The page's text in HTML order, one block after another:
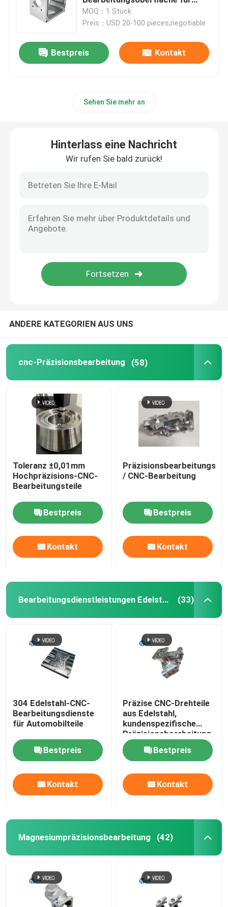
cnc-Präzisionsbearbeitung
Bearbeitungsdienstleistungen Edelstahl CNC
Maschinelle Bearbeitung CNC der geringen Lautstärke
Blechbearbeitungsdienst
Cnc-Prägeservice
Plastikspritzenservice
Vakuumguss und schnelle Prototypenfertigung
Benutzerdefinierte 3D-Druckdienste
Herstellung von Schimmelformen nach Maßgabe
Dienstleistungen im Bereich der Aluminium-Extrusion
Wire EDM-Dienstleistungen
Oberflächenbehandlungsdienstleistungen
Edelstahl
MOQ：1 Stück
Preis：USD 20-100 pieces,negotiable
Bestpreis Kontakt
Sehen Sie mehr an
Hinterlass eine Nachricht
Wir rufen Sie bald zurück!
ANDERE KATEGORIEN AUS UNS
cnc-Präzisionsbearbeitung (58)
Toleranz ±0,01mm
Hochpräzisions-CNC-
Bearbeitungsteile
Bestpreis
Kontakt
/ CNC-Bearbeitung
Bestpreis
Kontakt
Bearbeitungsdienstleistungen Edelstahl CNC (33)
304 Edelstahl-CNC-
Bearbeitungsdienste
für Automobilteile
Bestpreis
Kontakt
Präzise CNC-Drehteile
aus Edelstahl,
kundenspezifische
Präzisionsbearbeitung
Bestpreis
Kontakt
Magnesiumpräzisionsbearbeitung (42)